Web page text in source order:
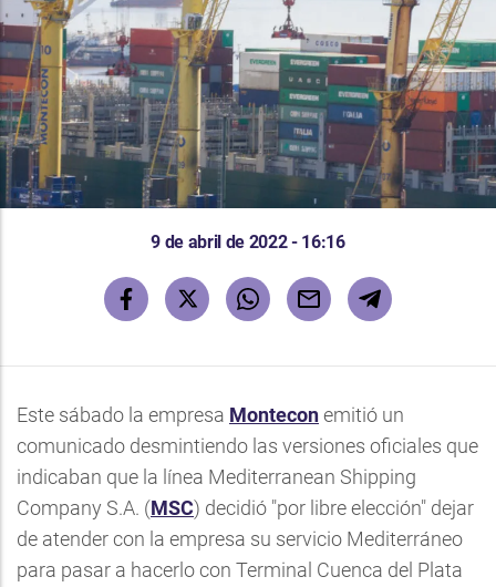
9 de abril de 2022 - 16:16
Este sábado la empresa Monteconemitió un
comunicado desmintiendo las versiones oficiales que
indicaban que la línea Mediterranean Shipping
Company S.A. (MSC) decidió "por libre elección" dejar
de atender con la empresa su servicio Mediterráneo
para pasar a hacerlo con Terminal Cuenca del Plata